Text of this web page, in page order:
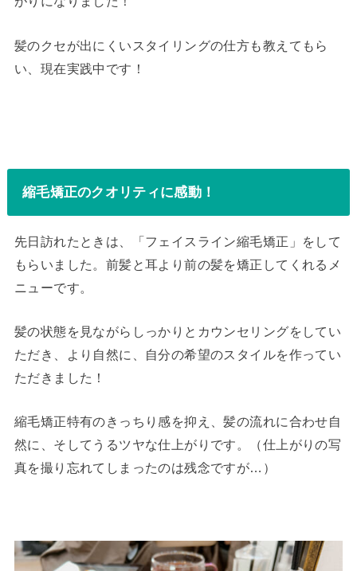
髪のクセが出にくいスタイリングの仕方も教えてもら
い、現在実践中です！
縮毛矯正のクオリティに感動！
先日訪れたときは、「フェイスライン縮毛矯正」をして
もらいました。前髪と耳より前の髪を矯正してくれるメ
ニューです。
髪の状態を見ながらしっかりとカウンセリングをしてい
ただき、より自然に、自分の希望のスタイルを作ってい
ただきました！
縮毛矯正特有のきっちり感を抑え、髪の流れに合わせ自
然に、そしてうるツヤな仕上がりです。（仕上がりの写
真を撮り忘れてしまったのは残念ですが…）